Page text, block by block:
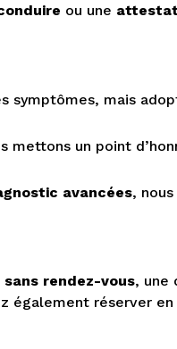
ou une
symptômes, mais
un point
avancées,
rendez-vous, une
également réserver